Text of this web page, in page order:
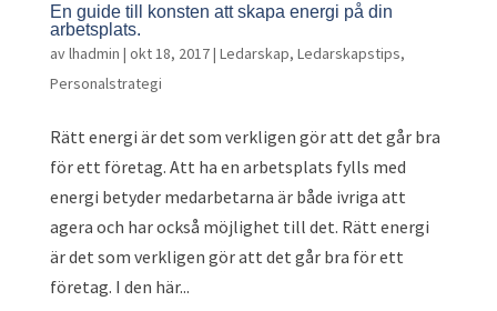
En guide till konsten att skapa energi på din
arbetsplats.
avlhadmin | okt 18, 2017| Ledarskap, Ledarskapstips,
Personalstrategi
Rätt energi är det som verkligen gör att det går bra
för ett företag. Att ha en arbetsplats fylls med
energi betyder medarbetarna är både ivriga att
agera och har också möjlighet till det. Rätt energi
är det som verkligen gör att det går bra för ett
företag. I den här...